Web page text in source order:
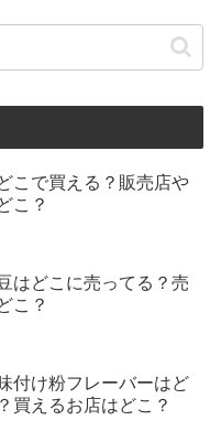
こで買える？販売店や
こ？
はどこに売ってる？売
こ？
付け粉フレーバーはど
買えるお店はどこ？